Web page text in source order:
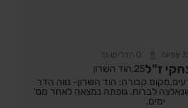
צפיות 0 הדליקו נר
ז"ל25, הוד השרון
מקום קבורה: הוד השרון- נווה הדר
לברוח. גופתה נמצאה לאחר מס'
ימים.